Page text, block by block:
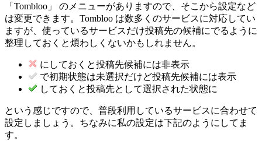
「Tombloo」 のメニューがありますので、そこから設定など
は変更できます。Tombloo は数多くのサービスに対応してい
ますが、使っているサービスだけ投稿先の候補にでるように
整理しておくと煩わしくないかもしれません。
にしておくと投稿先候補には非表示
で初期状態は未選択だけど投稿先候補には表示
しておくと投稿先として選択された状態に
という感じですので、普段利用しているサービスに合わせて
設定しましょう。ちなみに私の設定は下記のようにしてま
す。